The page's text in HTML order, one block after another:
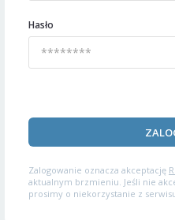
Hasło
Zalogowanie oznacza akceptację
aktualnym brzmieniu. Jeśli nie
prosimy o niekorzystanie z